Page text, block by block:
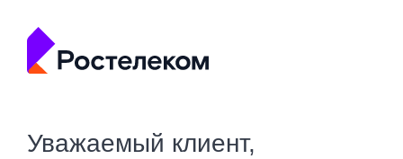
Уважаемый клиент,